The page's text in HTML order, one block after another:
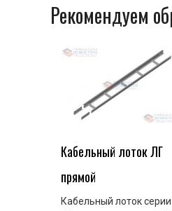
Рекомендуем
Кабельный лоток ЛГ
прямой
Кабельный лоток серии